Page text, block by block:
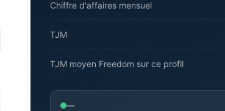
Chiffre d'affaires mensuel
TJM
TJM moyen Freedom sur ce profil
—